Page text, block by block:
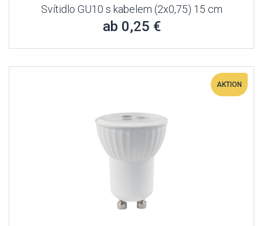
Svítidlo GU10 s kabelem (2x0,75) 15 cm
ab 0,25 €
AKTION